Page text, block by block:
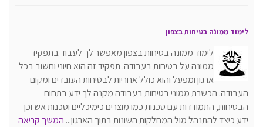
לימוד ממונה בטיחות בצפון
לימוד ממונה בטיחות בצפון מאפשר לך לעבוד בתפקיד
ממונה על בטיחות בעבודה. תפקיד זה הוא חיוני וחשוב בכל
ארגון ומפעל והוא כולל אחריות לבטיחות העובדים ומקום
העבודה. הכשרת ממוני בטיחות בעבודה מקנה לך ידע בתחום
הבטיחות, התמודדות עם סכנות כמו מוצרים כימיכליים וסכנות אש וכן
ידע כיצד להתנהל מול המחלקות השונות בתוך הארגון... המשך קריאה